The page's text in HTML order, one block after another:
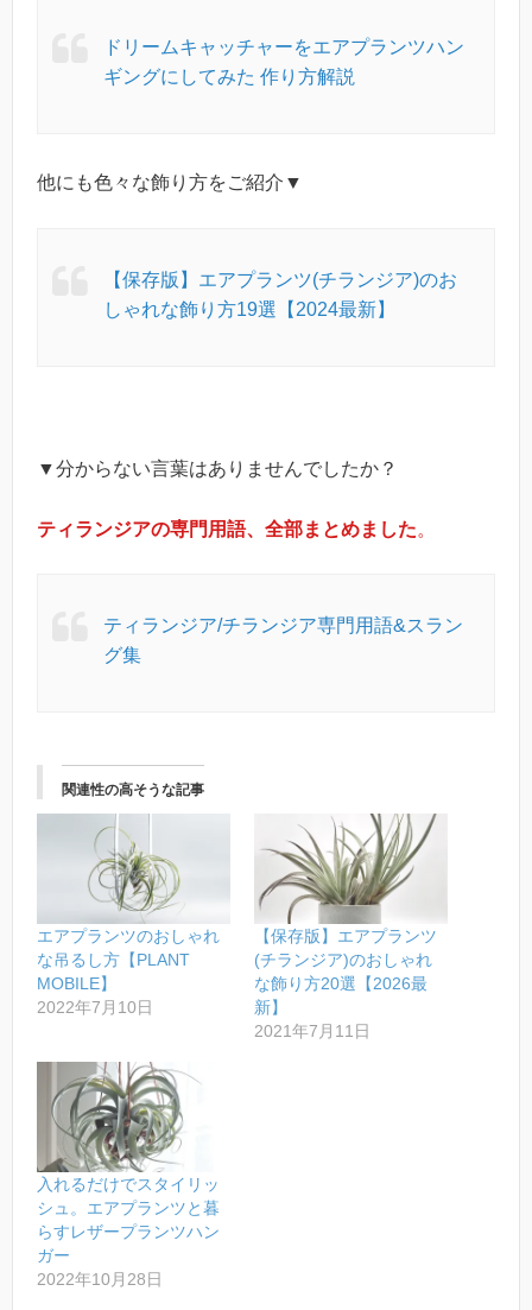
ドリームキャッチャーをエアプランツハン
ギングにしてみた 作り方解説
他にも色々な飾り方をご紹介▼
【保存版】エアプランツ(チランジア)のお
しゃれな飾り方19選【2024最新】
▼分からない言葉はありませんでしたか？
ティランジアの専門用語、全部まとめました。
ティランジア/チランジア専門用語&スラン
グ集
関連性の高そうな記事
エアプランツのおしゃれ
な吊るし方【PLANT
MOBILE】
2022年7月10日
【保存版】エアプランツ
(チランジア)のおしゃれ
な飾り方20選【2026最
新】
2021年7月11日
入れるだけでスタイリッ
シュ。エアプランツと暮
らすレザープランツハン
ガー
2022年10月28日